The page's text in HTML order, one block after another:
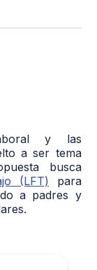
y las
a ser tema
busca
(LFT)
para
a padres y